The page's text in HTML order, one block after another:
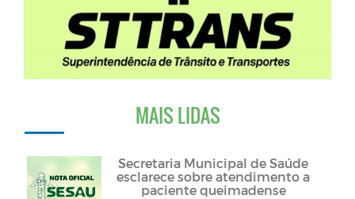
MAIS LIDAS
Secretaria Municipal de Saúde
esclarece sobre atendimento a
paciente queimadense